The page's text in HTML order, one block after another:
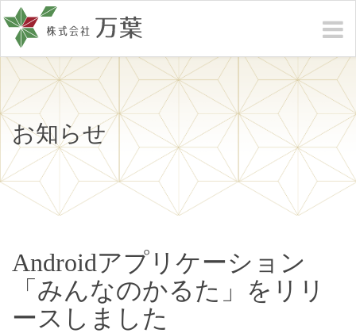
お知らせ
Androidアプリケーション
「みんなのかるた」をリリ
ースしました